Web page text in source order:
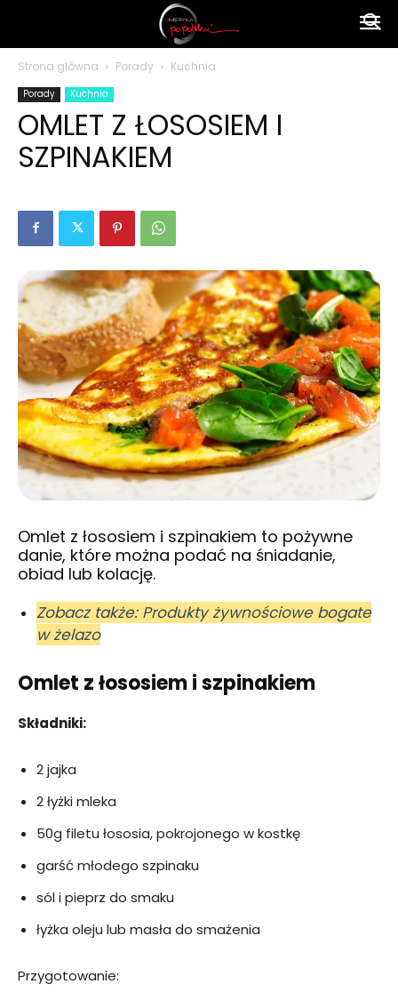
Strona główna Porady Kuchnia
Porady Kuchnia
OMLET Z ŁOSOSIEM I
SZPINAKIEM
Omlet z łososiem i szpinakiem to pożywne
danie, które można podać na śniadanie,
obiad lub kolację.
Zobacz także: Produkty żywnościowe bogate
w żelazo
Omlet z łososiem i szpinakiem
Składniki:
2 jajka
2 łyżki mleka
50g filetu łososia, pokrojonego w kostkę
garść młodego szpinaku
sól i pieprz do smaku
łyżka oleju lub masła do smażenia
Przygotowanie: